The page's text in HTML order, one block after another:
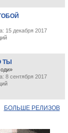
15 декабря 2017
ТЫ
8 сентября 2017
БОЛЬШЕ РЕЛИЗОВ